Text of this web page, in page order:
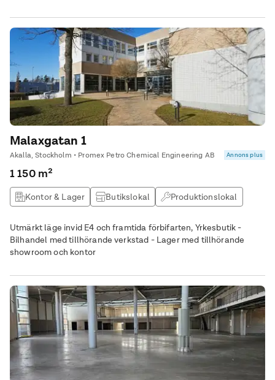
Malaxgatan 1
Akalla, Stockholm • Promex Petro Chemical Engineering AB Annons plus
1 150 m²
Kontor & Lager Butikslokal
Produktionslokal
Utmärkt läge invid E4 och framtida förbifarten, Yrkesbutik -
Bilhandel med tillhörande verkstad - Lager med tillhörande
showroom och kontor